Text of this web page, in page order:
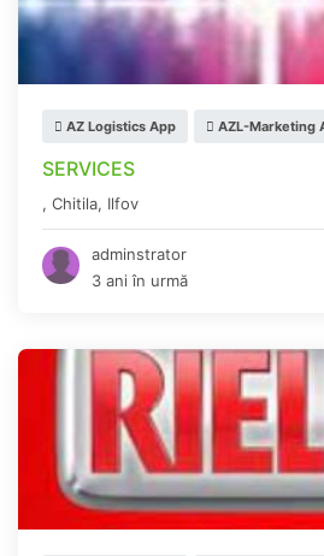
AZ Logistics App AZL-Marketing
SERVICES
, Chitila, Ilfov
adminstrator
3 ani în urmă